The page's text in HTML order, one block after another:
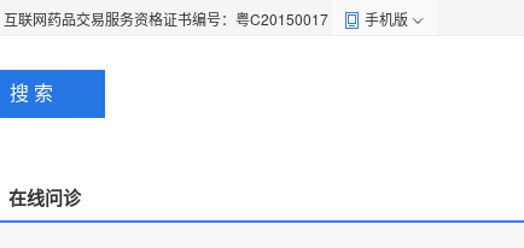
互联网药品交易服务资格证书编号：粤C20150017 手机版
搜 索
在线问诊